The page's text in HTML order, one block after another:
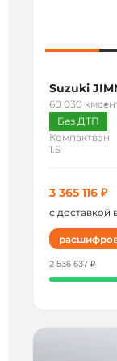
Suzuki
60 030 км
Без ДТП
Компактвэн
1.5
3 365 116 ₽
с доставкой
2 536 637 ₽